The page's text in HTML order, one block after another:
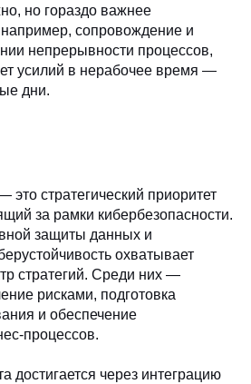
но гораздо важнее
сопровождение и
непрерывности процессов,
усилий в нерабочее время —
дни.
это стратегический приоритет
за рамки кибербезопасности.
защиты данных и
охватывает
стратегий. Среди них —
рисками, подготовка
и обеспечение
процессов.
достигается через интеграцию